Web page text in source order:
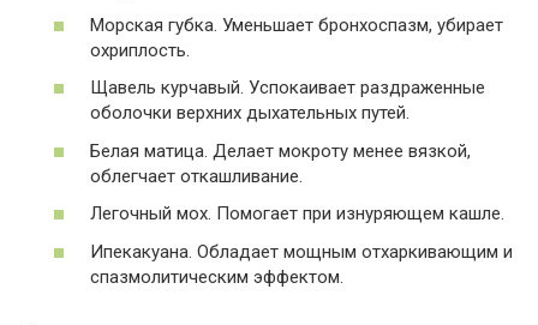
Морская губка. Уменьшает бронхоспазм, убирает
охриплость.
Щавель курчавый. Успокаивает раздраженные
оболочки верхних дыхательных путей.
Белая матица. Делает мокроту менее вязкой,
облегчает откашливание.
Легочный мох. Помогает при изнуряющем кашле.
Ипекакуана. Обладает мощным отхаркивающим и
спазмолитическим эффектом.